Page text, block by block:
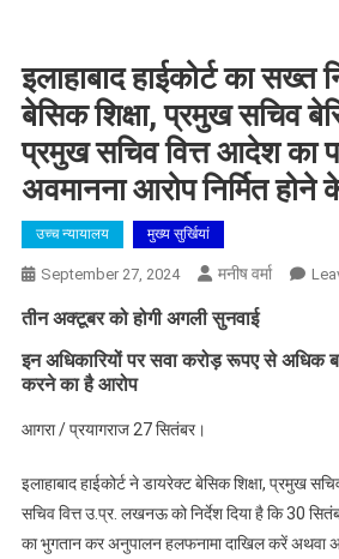
इलाहाबाद हाईकोर्ट का सख्त
बेसिक शिक्षा, प्रमुख सचिव
प्रमुख सचिव वित्त आदेश का
अवमानना आरोप निर्मित होने
उच्च न्यायालय मुख्य सुर्खियां
September 27, 2024 मनीष वर्मा
तीन अक्टूबर को होगी अगली सुनवाई
इन अधिकारियों पर सवा करोड़ रूपए से अधिक
करने का है आरोप
आगरा / प्रयागराज 27 सितंबर।
इलाहाबाद हाईकोर्ट ने डायरेक्ट बेसिक शिक्षा, प्रमुख
सचिव वित्त उ.प्र. लखनऊ को निर्देश दिया है कि 30
का भुगतान कर अनुपालन हलफनामा दाखिल करें अथवा